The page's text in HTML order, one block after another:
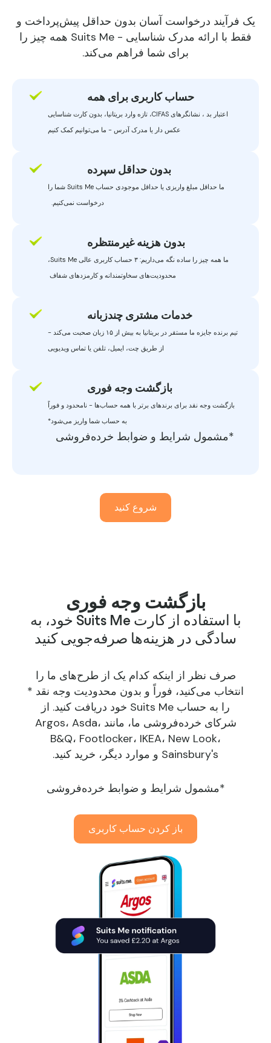
یک فرآیند درخواست آسان بدون حداقل پیش‌پرداخت و
فقط با ارائه مدرک شناسایی - Suits Me همه چیز را
برای شما فراهم می‌کند.
حساب کاربری برای همه
اعتبار بد
، نشانگرهای CIFAS، تازه وارد بریتانیا، بدون کارت شناسایی
عکس دار یا مدرک آدرس - ما می‌توانیم کمک کنیم
بدون حداقل سپرده
ما حداقل مبلغ واریزی یا حداقل موجودی حساب Suits Me شما را
درخواست نمی‌کنیم.
بدون هزینه غیرمنتظره
ما همه چیز را ساده نگه می‌داریم: ۳ حساب کاربری عالی Suits Me،
محدودیت‌های سخاوتمندانه و کارمزدهای شفاف
خدمات مشتری چندزبانه
تیم برنده جایزه ما مستقر در بریتانیا به بیش از ۱۵ زبان صحبت می‌کند -
از طریق چت، ایمیل، تلفن یا تماس ویدیویی
بازگشت وجه فوری
بازگشت وجه نقد برای برندهای برتر با همه حساب‌ها - نامحدود و فوراً
به حساب شما واریز می‌شود*
*مشمول شرایط و ضوابط خرده‌فروشی
شروع کنید
بازگشت وجه فوری
با استفاده از کارت Suits Me خود، به
سادگی در هزینه‌ها صرفه‌جویی کنید
صرف نظر از اینکه کدام یک از طرح‌های ما را
انتخاب می‌کنید، فوراً و بدون محدودیت وجه نقد *
را به حساب Suits Me خود دریافت کنید. از
شرکای خرده‌فروشی ما، مانند Argos، Asda،
B&Q، Footlocker، IKEA، New Look،
Sainsbury's و موارد دیگر، خرید کنید.
*مشمول شرایط و ضوابط خرده‌فروشی
باز کردن حساب کاربری